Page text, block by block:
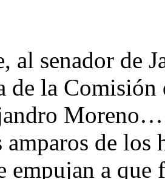
al senador de
de la
Moreno…
de los
empujan a